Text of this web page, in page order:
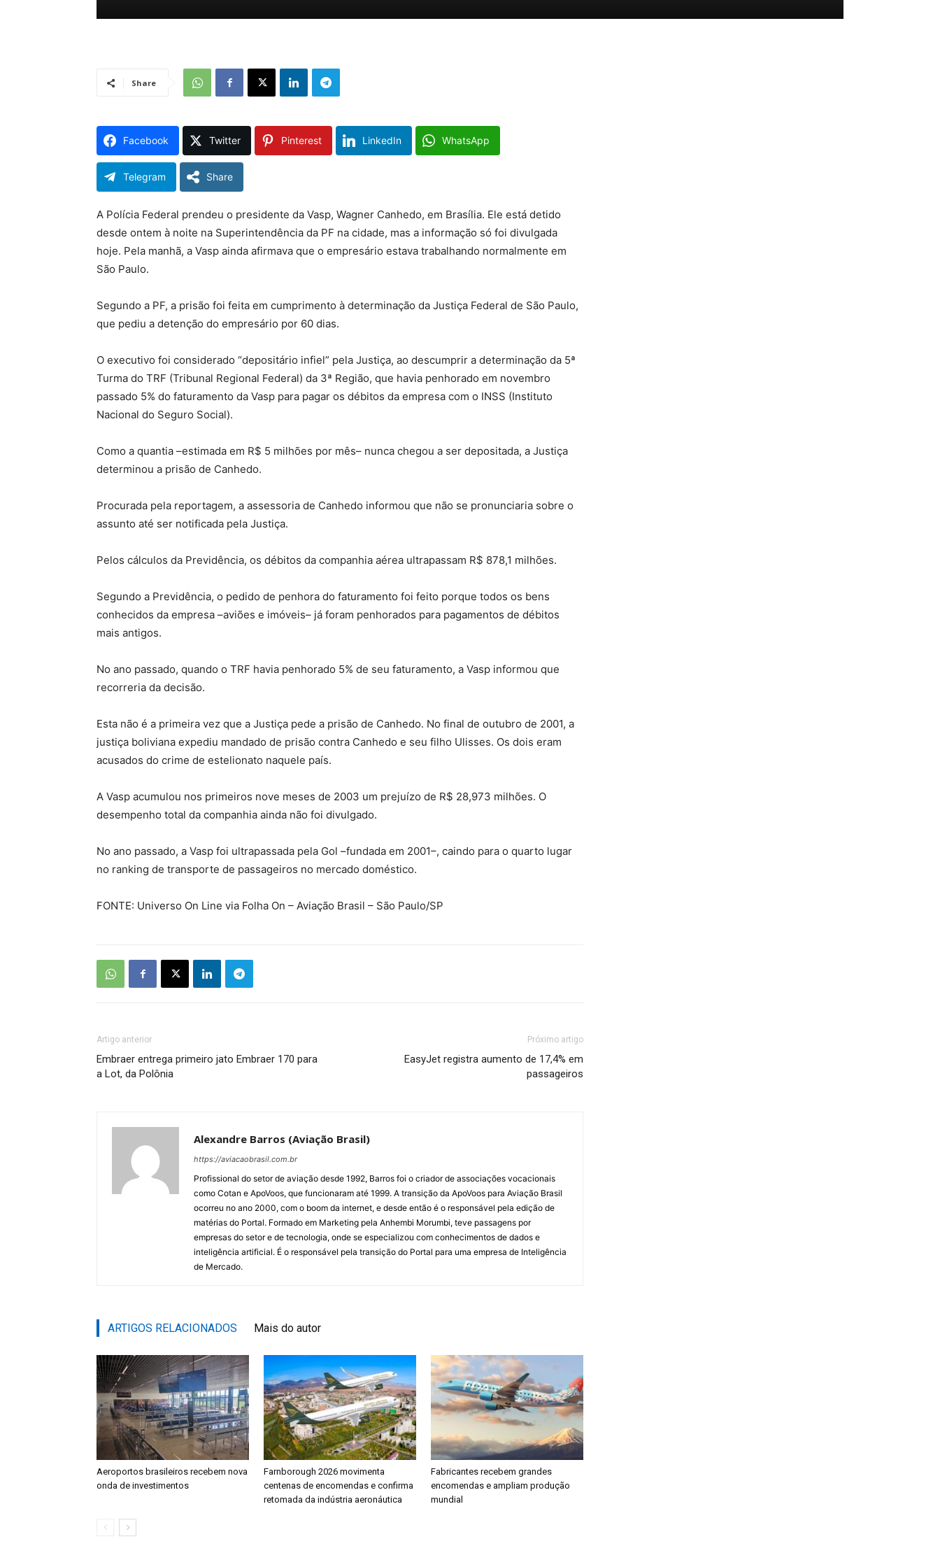
Share
Facebook Twitter Pinterest LinkedIn WhatsApp
Telegram Share
A Polícia Federal prendeu o presidente da Vasp, Wagner Canhedo, em Brasília. Ele está detido
desde ontem à noite na Superintendência da PF na cidade, mas a informação só foi divulgada
hoje. Pela manhã, a Vasp ainda afirmava que o empresário estava trabalhando normalmente em
São Paulo.
Segundo a PF, a prisão foi feita em cumprimento à determinação da Justiça Federal de São Paulo,
que pediu a detenção do empresário por 60 dias.
O executivo foi considerado “depositário infiel” pela Justiça, ao descumprir a determinação da 5ª
Turma do TRF (Tribunal Regional Federal) da 3ª Região, que havia penhorado em novembro
passado 5% do faturamento da Vasp para pagar os débitos da empresa com o INSS (Instituto
Nacional do Seguro Social).
Como a quantia –estimada em R$ 5 milhões por mês– nunca chegou a ser depositada, a Justiça
determinou a prisão de Canhedo.
Procurada pela reportagem, a assessoria de Canhedo informou que não se pronunciaria sobre o
assunto até ser notificada pela Justiça.
Pelos cálculos da Previdência, os débitos da companhia aérea ultrapassam R$ 878,1 milhões.
Segundo a Previdência, o pedido de penhora do faturamento foi feito porque todos os bens
conhecidos da empresa –aviões e imóveis– já foram penhorados para pagamentos de débitos
mais antigos.
No ano passado, quando o TRF havia penhorado 5% de seu faturamento, a Vasp informou que
recorreria da decisão.
Esta não é a primeira vez que a Justiça pede a prisão de Canhedo. No final de outubro de 2001, a
justiça boliviana expediu mandado de prisão contra Canhedo e seu filho Ulisses. Os dois eram
acusados do crime de estelionato naquele país.
A Vasp acumulou nos primeiros nove meses de 2003 um prejuízo de R$ 28,973 milhões. O
desempenho total da companhia ainda não foi divulgado.
No ano passado, a Vasp foi ultrapassada pela Gol –fundada em 2001–, caindo para o quarto lugar
no ranking de transporte de passageiros no mercado doméstico.
FONTE: Universo On Line via Folha On – Aviação Brasil – São Paulo/SP
Artigo anterior
Embraer entrega primeiro jato Embraer 170 para
a Lot, da Polônia
Próximo artigo
EasyJet registra aumento de 17,4% em
passageiros
Alexandre Barros (Aviação Brasil)
https://aviacaobrasil.com.br
Profissional do setor de aviação desde 1992, Barros foi o criador de associações vocacionais
como Cotan e ApoVoos, que funcionaram até 1999. A transição da ApoVoos para Aviação Brasil
ocorreu no ano 2000, com o boom da internet, e desde então é o responsável pela edição de
matérias do Portal. Formado em Marketing pela Anhembi Morumbi, teve passagens por
empresas do setor e de tecnologia, onde se especializou com conhecimentos de dados e
inteligência artificial. É o responsável pela transição do Portal para uma empresa de Inteligência
de Mercado.
ARTIGOS RELACIONADOS Mais do autor
Aeroportos brasileiros recebem nova
onda de investimentos
Farnborough 2026 movimenta
centenas de encomendas e confirma
retomada da indústria aeronáutica
Fabricantes recebem grandes
encomendas e ampliam produção
mundial